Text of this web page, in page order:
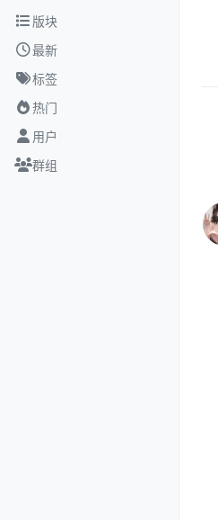
跳转至内容
版块
最新
标签
热门
用户
群组